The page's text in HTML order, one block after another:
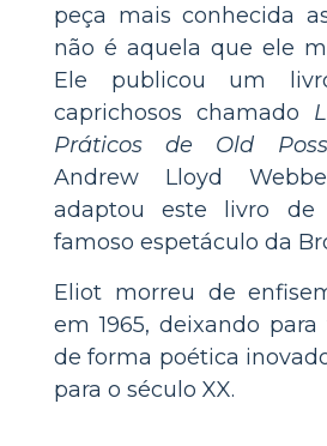
peça mais conhecida
não é aquela que ele
Ele publicou um
caprichosos chamado
Práticos de Old
Andrew Lloyd
adaptou este livro de
famoso espetáculo da
Eliot morreu de
em 1965, deixando
de forma poética
para o século XX.